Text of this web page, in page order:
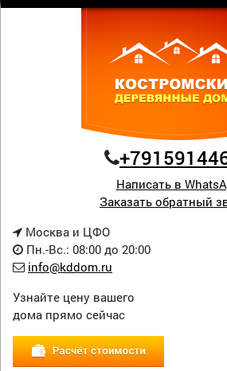
Написать в
Заказать обратный
Москва и ЦФО
Пн.-Вс.: 08:00 до 20:00
info@kddom.ru
Узнайте цену вашего
дома прямо сейчас